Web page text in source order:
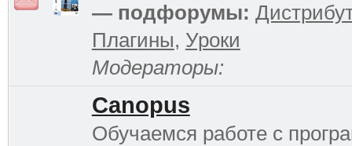
— подфорумы:
Плагины, Уроки
Модераторы:
Canopus
Обучаемся работе с